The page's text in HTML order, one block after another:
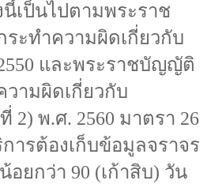
เป็นไปตามพระราช
ะทำความผิดเกี่ยวกับ
และพระราชบัญญัติ
วามผิดเกี่ยวกับ
2) พ.ศ. 2560 มาตรา 26
ารต้องเก็บข้อมูลจราจร
อยกว่า 90 (เก้าสิบ) วัน